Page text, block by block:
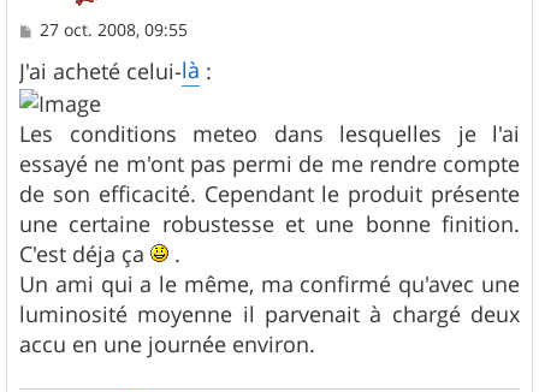
M
s
s
a
g
e
27 oct. 2008, 09:55
J'ai acheté celui-là :
Les conditions meteo dans lesquelles je l'ai
essayé ne m'ont pas permi de me rendre compte
de son efficacité. Cependant le produit présente
une certaine robustesse et une bonne finition.
C'est déja ça
.
Un ami qui a le même, ma confirmé qu'avec une
luminosité moyenne il parvenait à chargé deux
accu en une journée environ.